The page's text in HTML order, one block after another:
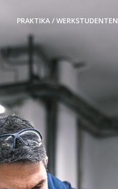
PRAKTIKA / WERKSTUDENTEN